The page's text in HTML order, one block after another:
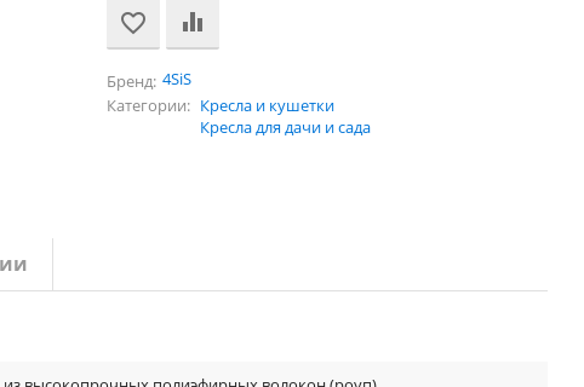
Бренд: 4SiS
Категории: Кресла и кушетки
Кресла для дачи и сада